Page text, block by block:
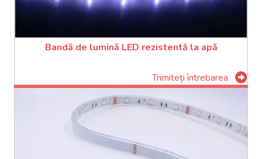
Bandă de lumină LED rezistentă la apă
Trimiteți întrebarea